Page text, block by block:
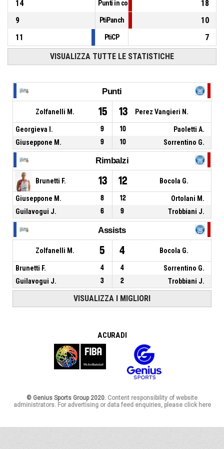
14
Punti in contropiede
18
9
PtiPanch
10
11
PtiCP 7
VISUALIZZA TUTTE LE STATISTICHE
Punti
Zolfanelli M. 15 13 Perez Vangieri N.
Georgieva I. 9 10
Paoletti A.
Giuseppone M.
9 10 Sorrentino G.
Rimbalzi
Brunetti F. 13 12 Bocola G.
Giuseppone M. 8 12
Ortolani M.
Guilavogui J.
6 9 Trobbiani J.
Assists
Zolfanelli M. 5 4 Bocola G.
Brunetti F. 4 4
Sorrentino G.
Guilavogui J.
3 2 Trobbiani J.
VISUALIZZA I MIGLIORI
A CURA DI
© Genius Sports Group 2020. Content responsibility of website
administrators. For advertising or data feed enquiries, please click here